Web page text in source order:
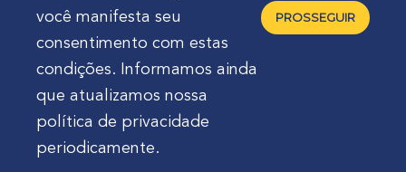
Enerbras Materiais Elétricos Ltda.
Mocelin, nº 81, Ferrari | CEP 83606-310 | Campo Largo -
você manifesta seu
consentimento com estas
condições. Informamos ainda
que atualizamos nossa
política de privacidade
periodicamente.
PROSSEGUIR